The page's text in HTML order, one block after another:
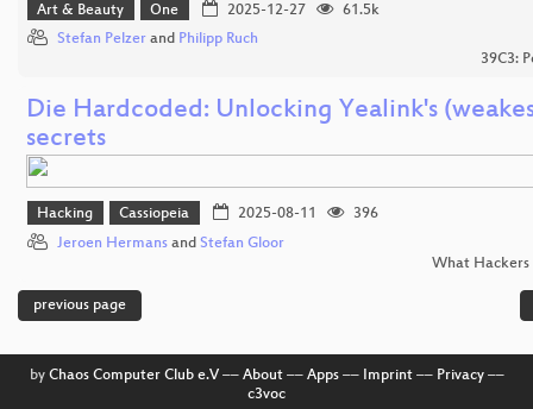
Art & Beauty One 2025-12-27
61.5k
Stefan Pelzer and Philipp Ruch
39C3:
Die Hardcoded: Unlocking Yealink's
secrets
Hacking Cassiopeia 2025-08-11
396
Jeroen Hermans and Stefan Gloor
What Hackers
previous page
by Chaos Computer Club e.V–– About–– Apps–– Imprint–– Privacy––
c3voc